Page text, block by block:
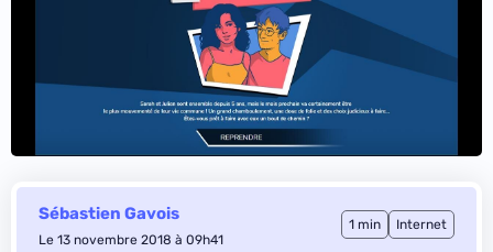
Sébastien Gavois
Le 13 novembre 2018 à 09h41
1 min Internet